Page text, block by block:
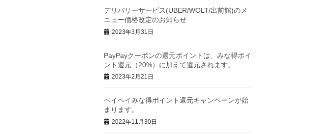
デリバリーサービス(UBER/WOLT/出前館)のメ
ニュー価格改定のお知らせ
2023年3月31日
PayPayクーポンの還元ポイントは、みな得ポイ
ント還元（20%）に加えて還元されます。
2023年2月21日
ペイペイみな得ポイント還元キャンペーンが始
まります。
2022年11月30日